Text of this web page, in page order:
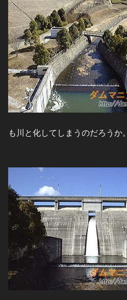
も川と化してしまうのだろうか。